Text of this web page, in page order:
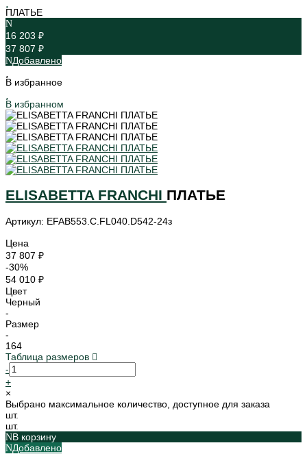
ПЛАТЬЕ
16 203 ₽
37 807 ₽
Добавлено
В избранное
В избранном
ELISABETTA FRANCHI ПЛАТЬЕ
Артикул: EFAB553.C.FL040.D542-24з
Цена
37 807 ₽
-30%
54 010 ₽
Цвет
Черный
-
Размер
-
164
Таблица размеров
-
+
×
Выбрано максимальное количество, доступное для заказа
шт.
шт.
В корзину
Добавлено